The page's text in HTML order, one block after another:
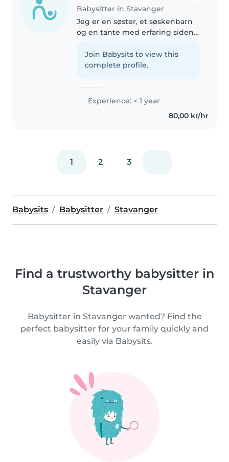
Babysitter in Stavanger
Jeg er en søster, et søskenbarn
og en tante med erfaring siden
minste. Jeg har et tantebarn på
1,5 år, et søskenbarn på fire og en
Join Babysits to view this
complete profile.
Experience: < 1 year
80,00 kr/hr
1 2 3
Babysits Babysitter Stavanger
Find a trustworthy babysitter in
Stavanger
Babysitter in Stavanger wanted? Find the
perfect babysitter for your family quickly and
easily via Babysits.